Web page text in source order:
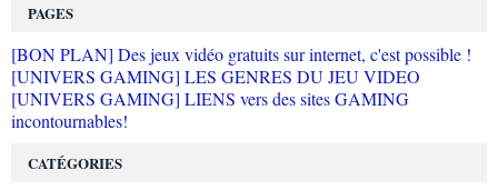
PAGES
[BON PLAN] Des jeux vidéo gratuits sur internet, c'est possible !
[UNIVERS GAMING] LES GENRES DU JEU VIDEO
[UNIVERS GAMING] LIENS vers des sites GAMING
incontournables!
CATÉGORIES